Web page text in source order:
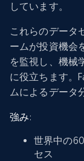
しています。
これらのデータ
ームが投資機会
を監視し、機械
に役立ちます。
ムによるデータ
強み:
世界中の
セス